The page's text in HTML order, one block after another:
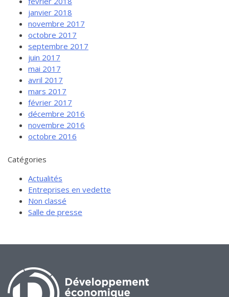
janvier 2018
novembre 2017
octobre 2017
septembre 2017
juin 2017
mai 2017
avril 2017
mars 2017
février 2017
décembre 2016
novembre 2016
octobre 2016
Catégories
Actualités
Entreprises en vedette
Non classé
Salle de presse